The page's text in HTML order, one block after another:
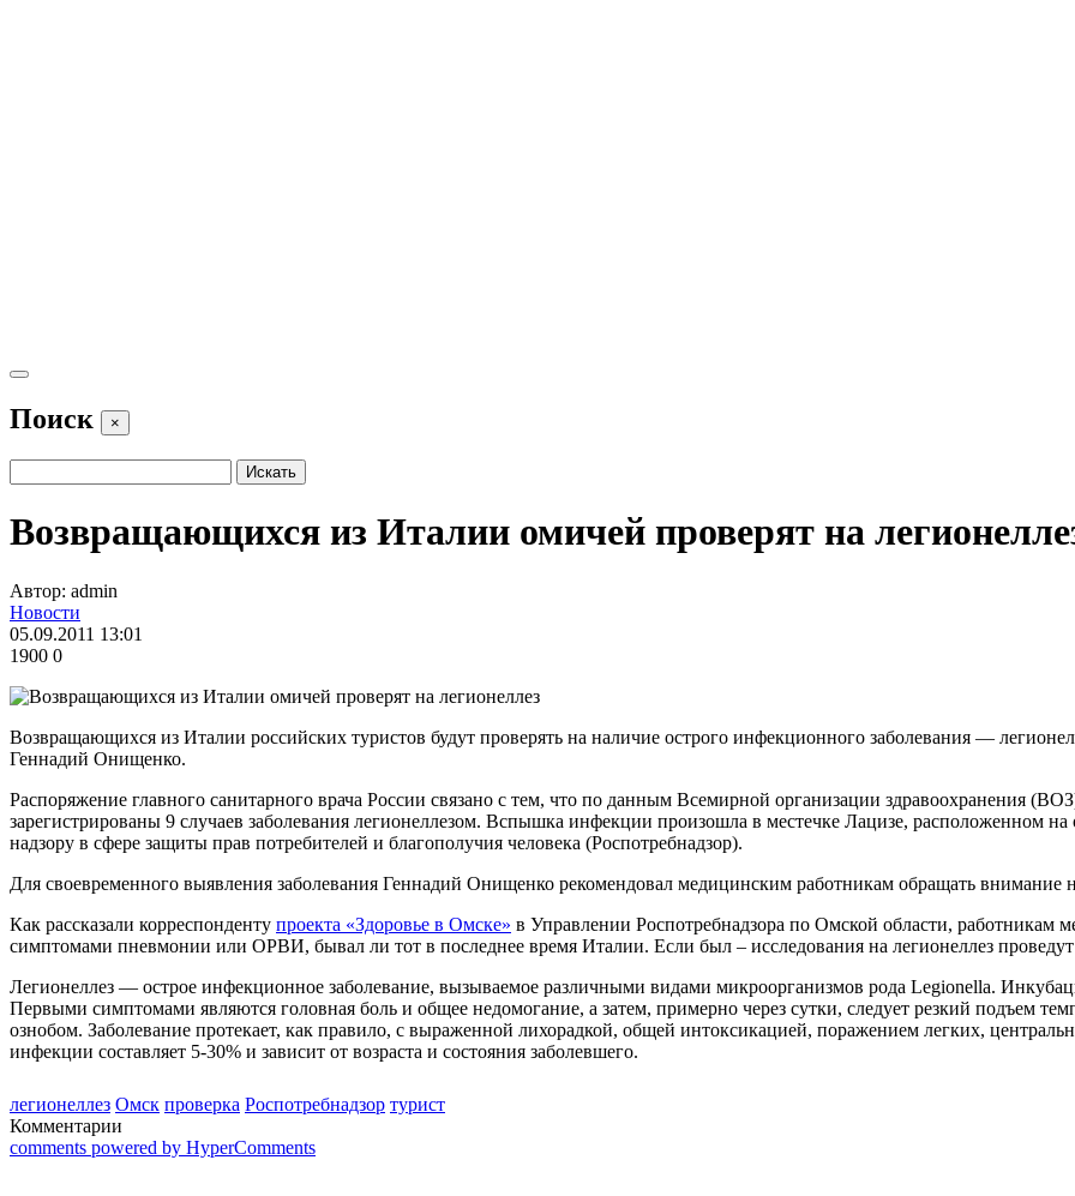
Поиск ×
Возвращающихся из Италии омичей проверят на
Автор: admin
Новости
05.09.2011 13:01
1900 0
Возвращающихся из Италии российских туристов будут проверять на наличие острого инфекционного заболевания —
Геннадий Онищенко.
Распоряжение главного санитарного врача России связано с тем, что по данным Всемирной организации здравоохранения
зарегистрированы 9 случаев заболевания легионеллезом. Вспышка инфекции произошла в местечке Лацизе, расположенном
надзору в сфере защиты прав потребителей и благополучия человека (Роспотребнадзор).
Для своевременного выявления заболевания Геннадий Онищенко рекомендовал медицинским работникам обращать
Как рассказали корреспонденту проекта «Здоровье в Омске» в Управлении Роспотребнадзора по Омской области, работникам
симптомами пневмонии или ОРВИ, бывал ли тот в последнее время Италии. Если был – исследования на легионеллез проведут
Легионеллез — острое инфекционное заболевание, вызываемое различными видами микроорганизмов рода Legionella.
Первыми симптомами являются головная боль и общее недомогание, а затем, примерно через сутки, следует резкий подъем
ознобом. Заболевание протекает, как правило, с выраженной лихорадкой, общей интоксикацией, поражением легких,
инфекции составляет 5-30% и зависит от возраста и состояния заболевшего.
легионеллез Омск проверка Роспотребнадзор турист
Комментарии
comments powered by HyperComments